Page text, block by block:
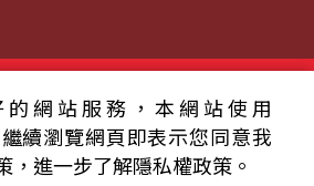
中央廣播電臺 版權所有
服務條款 隱私權條款
網站服務，本網站使用
續瀏覽網頁即表示您同意我
，進一步了解隱私權政策。